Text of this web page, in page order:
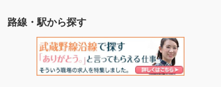
路線・駅から探す